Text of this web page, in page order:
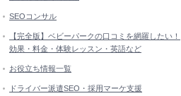
SEOコンサル
【完全版】ベビーパークの口コミを網羅したい！
効果・料金・体験レッスン・英語など
お役立ち情報一覧
ドライバー派遣SEO・採用マーケ支援